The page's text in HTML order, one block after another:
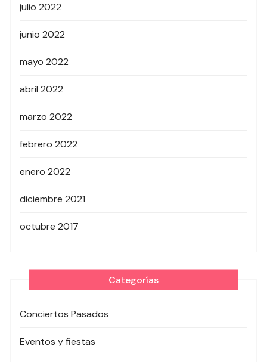
julio 2022
junio 2022
mayo 2022
abril 2022
marzo 2022
febrero 2022
enero 2022
diciembre 2021
octubre 2017
Categorías
Conciertos Pasados
Eventos y fiestas